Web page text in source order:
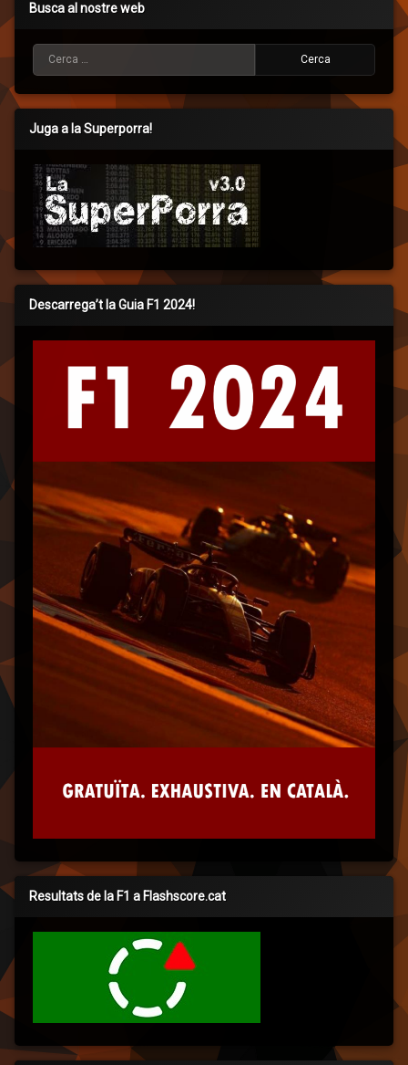
Busca al nostre web
Juga a la Superporra!
Descarrega’t la Guia F1 2024!
Resultats de la F1 a Flashscore.cat